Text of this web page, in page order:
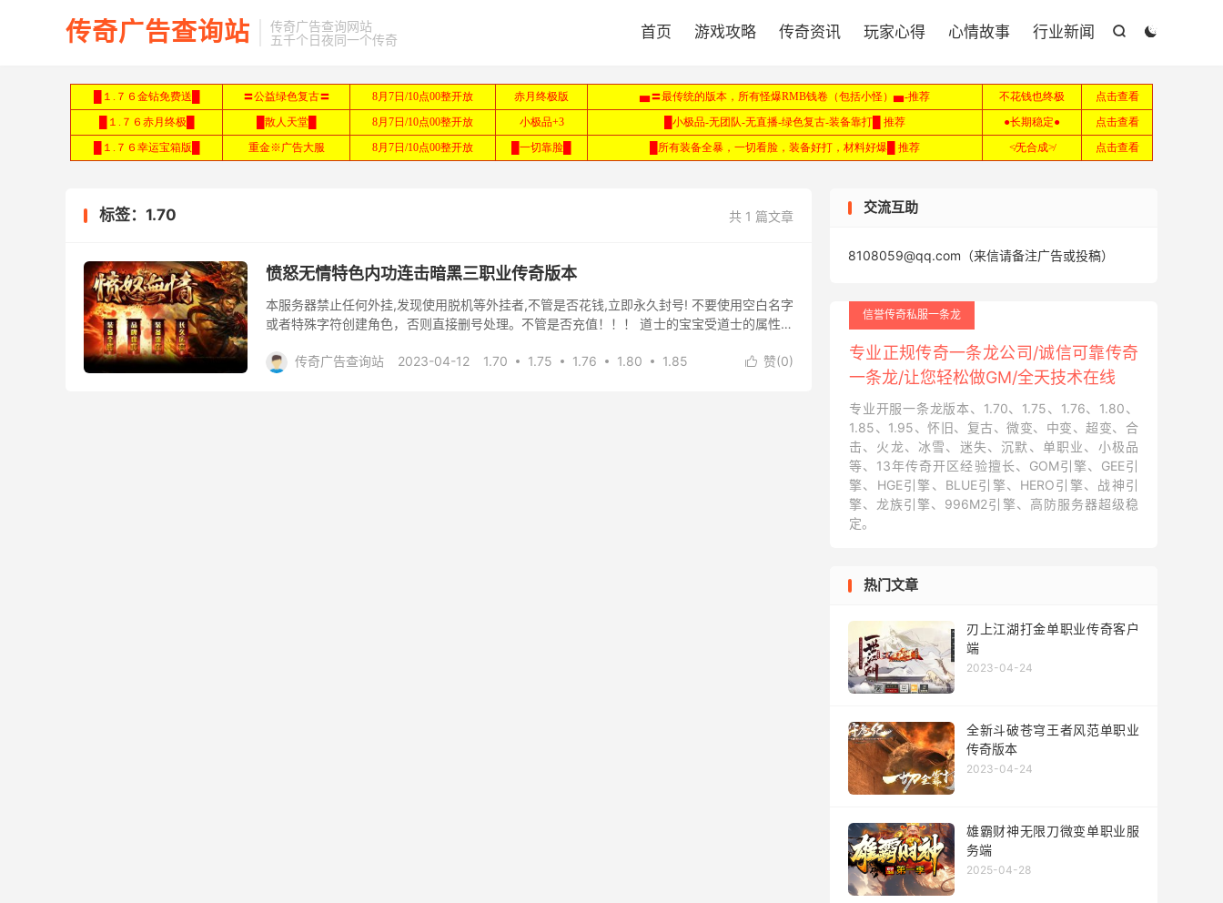
传奇广告查询站
传奇广告查询网站
五千个日夜同一个传奇


首页 游戏攻略 传奇资讯 玩家心得 心情故事 行业新闻
共 1 篇文章
标签：1.70
愤怒无情特色内功连击暗黑三职业传奇版本
本服务器禁止任何外挂,发现使用脱机等外挂者,不管是否花钱,立即永久封号! 不要使用空白名字
或者特殊字符创建角色，否则直接删号处理。不管是否充值！！！ 道士的宝宝受道士的属性加
 赞(0)
传奇广告查询站 2023-04-12 1.70 1.75 1.76 1.80
1.85
交流互助
8108059@qq.com（来信请备注广告或投稿）
信誉传奇私服一条龙
专业正规传奇一条龙公司/诚信可靠传奇
一条龙/让您轻松做GM/全天技术在线
专业开服一条龙版本、1.70、1.75、1.76、1.80、
1.85、1.95、怀旧、复古、微变、中变、超变、合
击、火龙、冰雪、迷失、沉默、单职业、小极品
等、13年传奇开区经验擅长、GOM引擎、GEE引
擎、HGE引擎、BLUE引擎、HERO引擎、战神引
擎、龙族引擎、996M2引擎、高防服务器超级稳
定。
热门文章
刃上江湖打金单职业传奇客户
端
2023-04-24
全新斗破苍穹王者风范单职业
传奇版本
2023-04-24
雄霸财神无限刀微变单职业服
务端
2025-04-28